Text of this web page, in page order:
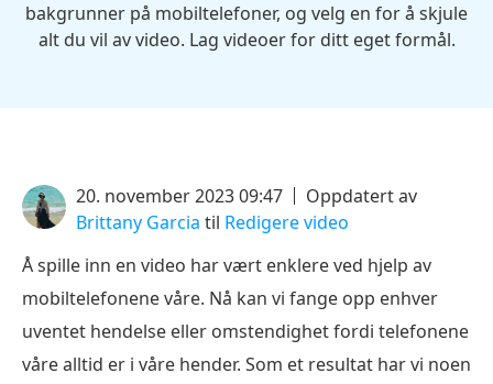
bakgrunner på mobiltelefoner, og velg en for å skjule
alt du vil av video. Lag videoer for ditt eget formål.
20. november 2023 09:47
Oppdatert av
Brittany Garcia til Redigere video
Å spille inn en video har vært enklere ved hjelp av
mobiltelefonene våre. Nå kan vi fange opp enhver
uventet hendelse eller omstendighet fordi telefonene
våre alltid er i våre hender. Som et resultat har vi noen